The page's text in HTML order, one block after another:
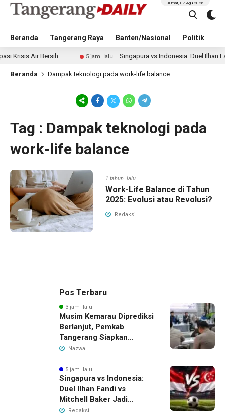
Beranda Tangerang Raya Banten/Nasional Politik
Jumat, 07 Agu 2026
Air Bersih 5 jam lalu Singapura vs Indonesia: Duel Ilhan Fandi
Beranda Dampak teknologi pada work-life balance
Tag : Dampak teknologi pada
work-life balance
1 tahun lalu
Work-Life Balance di Tahun
2025: Evolusi atau Revolusi?
Redaksi
Pos Terbaru
3 jam lalu
Musim Kemarau Diprediksi
Berlanjut, Pemkab
Tangerang Siapkan
Langkah Antisipasi Krisis
Nazwa
5 jam lalu
Singapura vs Indonesia:
Duel Ilhan Fandi vs
Mitchell Baker Jadi
Sorotan di Piala AFF 2026
Redaksi